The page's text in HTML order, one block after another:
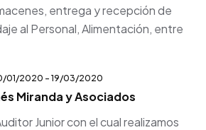
entrega y recepción de
al Personal, Alimentación, entre
01/2020 - 19/03/2020
Miranda y Asociados
Junior con el cual realizamos